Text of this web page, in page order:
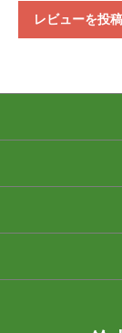
レビューを投稿